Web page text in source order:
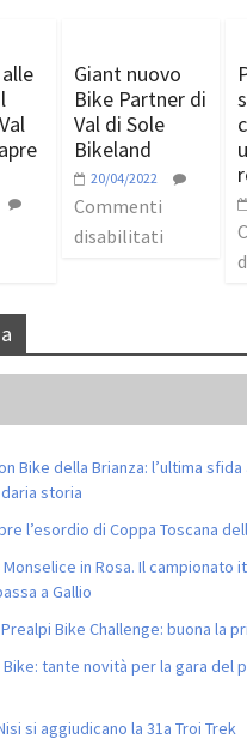
Giant nuovo
Bike Partner di
Val di Sole
Bikeland
20/04/2022
Commenti
disabilitati
Bike della Brianza: l’ultima
storia
l’esordio di Coppa Toscana
Monselice in Rosa. Il campionato
a Gallio
Bike Challenge: buona la
tante novità per la gara del
si aggiudicano la 31a Troi Trek